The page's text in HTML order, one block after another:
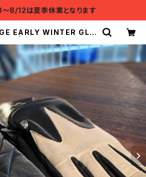
8/12は夏季休業となります
EARLY WINTER GLO